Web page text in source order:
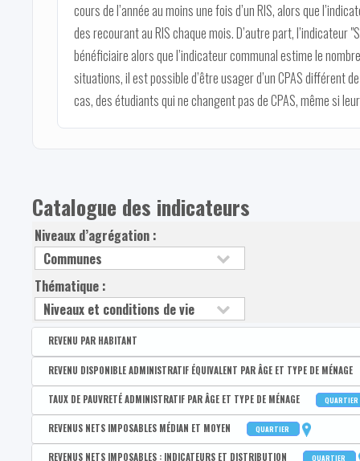
cours de l’année au moins une fois d’un RIS, alors que
des recourant au RIS chaque mois. D’autre part, l’indicateur
bénéficiaire alors que l’indicateur communal estime le
situations, il est possible d’être usager d’un CPAS différent
cas, des étudiants qui ne changent pas de CPAS, même si
Catalogue des indicateurs
Niveaux d’agrégation :
Thématique :
REVENU PAR HABITANT
Disponible par :Arrondissement - Province
Revenu disponible par habitant
Revenus primaires par habitant
REVENU DISPONIBLE ADMINISTRATIF ÉQUIVALENT PAR ÂGE ET TYPE DE MÉNAGE
Disponible par :Commune - Arrondissement - Province - Quartier
Médian du revenu administratif disponible équivalent de la
1er quartile du revenu administratif disponible équivalent de
TAUX DE PAUVRETÉ ADMINISTRATIF PAR ÂGE ET TYPE DE MÉNAGE QUARTIER
Disponible par : Commune - Arrondissement - Province - Quartier
Taux de pauvreté administratif de la population
REVENUS NETS IMPOSABLES MÉDIAN ET MOYEN QUARTIER
Disponible par : Commune - Arrondissement - Province - Quartier
REVENUS NETS IMPOSABLES : INDICATEURS ET DISTRIBUTION QUARTIER